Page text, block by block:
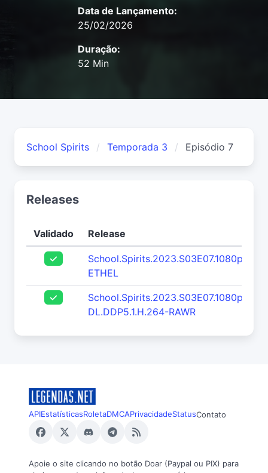
Data de Lançamento:
25/02/2026
Duração:
52 Min
School Spirits Temporada 3 Episódio 7
Releases
Validado Release
ETHEL
DL.DDP5.1.H.264-RAWR
APIEstatísticasRoletaDMCAPrivacidadeStatusContato
Apoie o site clicando no botão Doar (Paypal ou PIX) para